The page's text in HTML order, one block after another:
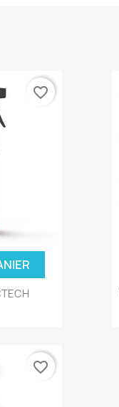
favorite_border
favorite_border